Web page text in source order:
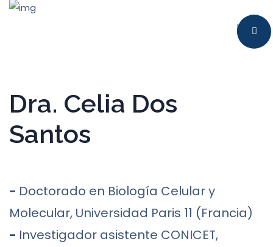
Dra. Celia Dos
Santos
- Doctorado en Biología Celular y
Molecular, Universidad Paris 11 (Francia)
- Investigador asistente CONICET,